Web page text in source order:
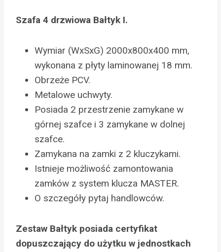
Szafa 4 drzwiowa Bałtyk I.
Wymiar (WxSxG) 2000x800x400 mm,
wykonana z płyty laminowanej 18 mm.
Obrzeże PCV.
Metalowe uchwyty.
Posiada 2 przestrzenie zamykane w
górnej szafce i 3 zamykane w dolnej
szafce.
Zamykana na zamki z 2 kluczykami.
Istnieje możliwość zamontowania
zamków z system klucza MASTER.
O szczegóły pytaj handlowców.
Zestaw Bałtyk posiada certyfikat
dopuszczający do użytku w jednostkach